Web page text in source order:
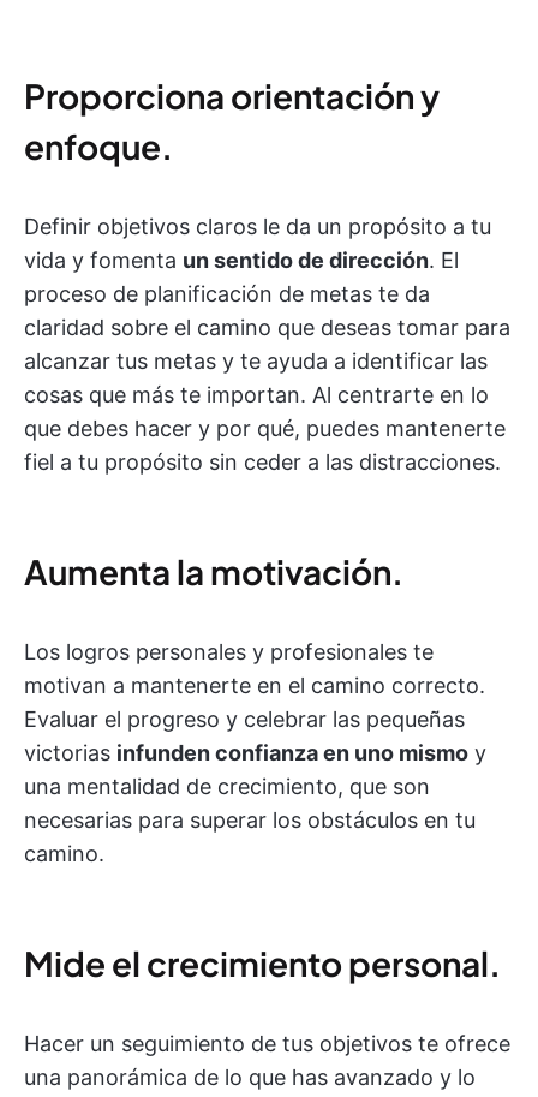
Proporciona orientación y
enfoque.
Definir objetivos claros le da un propósito a tu
vida y fomenta un sentido de dirección. El
proceso de planificación de metas te da
claridad sobre el camino que deseas tomar para
alcanzar tus metas y te ayuda a identificar las
cosas que más te importan. Al centrarte en lo
que debes hacer y por qué, puedes mantenerte
fiel a tu propósito sin ceder a las distracciones.
Aumenta la motivación.
Los logros personales y profesionales te
motivan a mantenerte en el camino correcto.
Evaluar el progreso y celebrar las pequeñas
victorias infunden confianza en uno mismo y
una mentalidad de crecimiento, que son
necesarias para superar los obstáculos en tu
camino.
Mide el crecimiento personal.
Hacer un seguimiento de tus objetivos te ofrece
una panorámica de lo que has avanzado y lo